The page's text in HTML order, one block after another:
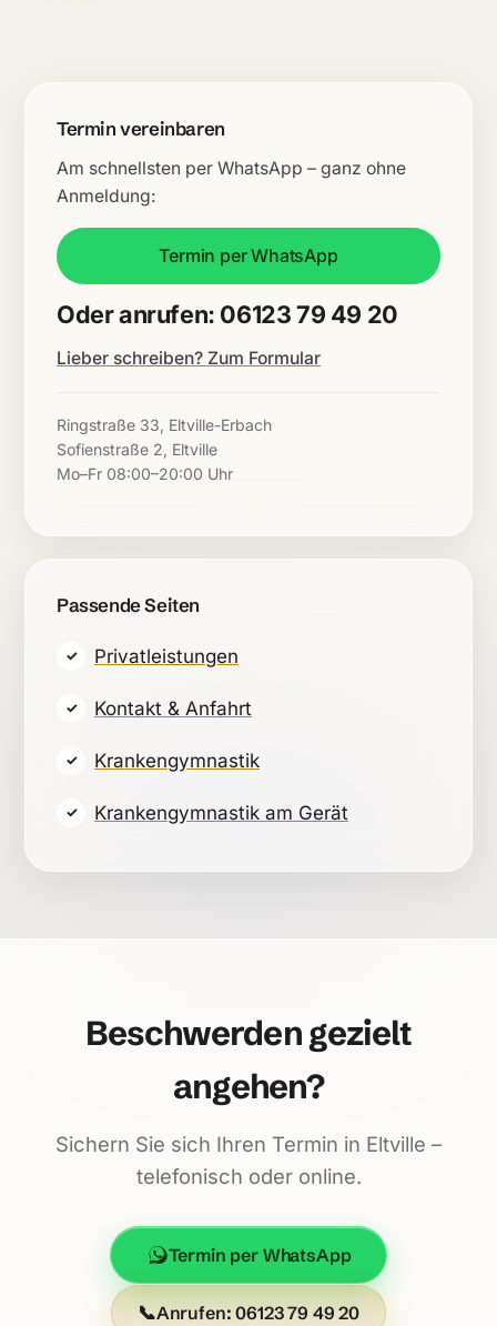
Termin vereinbaren
Am schnellsten per WhatsApp – ganz ohne
Anmeldung:
Termin per WhatsApp
Oder anrufen: 06123 79 49 20
Lieber schreiben? Zum Formular
Ringstraße 33, Eltville-Erbach
Sofienstraße 2, Eltville
Mo–Fr 08:00–20:00 Uhr
Passende Seiten
Privatleistungen
Kontakt & Anfahrt
Krankengymnastik
Krankengymnastik am Gerät
Beschwerden gezielt
angehen?
Sichern Sie sich Ihren Termin in Eltville –
telefonisch oder online.
Termin per WhatsApp
📞Anrufen: 06123 79 49 20